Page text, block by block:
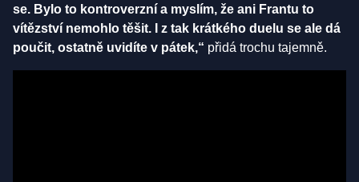
se. Bylo to kontroverzní a myslím, že ani Frantu to
vítězství nemohlo těšit. I z tak krátkého duelu se ale dá
poučit, ostatně uvidíte v pátek,“ přidá trochu tajemně.